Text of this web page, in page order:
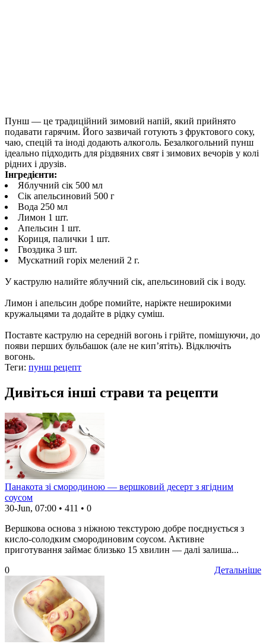
Пунш — це традиційний зимовий напій, який прийнято
подавати гарячим. Його зазвичай готують з фруктового соку,
чаю, спецій та іноді додають алкоголь. Безалкогольний пунш
ідеально підходить для різдвяних свят і зимових вечорів у колі
рідних і друзів.
Інгредієнти:
Яблучний сік 500 мл
Сік апельсиновий 500 г
Вода 250 мл
Лимон 1 шт.
Апельсин 1 шт.
Кориця, палички 1 шт.
Гвоздика 3 шт.
Мускатний горіх мелений 2 г.
У каструлю налийте яблучний сік, апельсиновий сік і воду.
Лимон і апельсин добре помийте, наріжте неширокими
кружальцями та додайте в рідку суміш.
Поставте каструлю на середній вогонь і грійте, помішуючи, до
появи перших бульбашок (але не кип’ятіть). Відключіть
вогонь.
Теги: пунш рецепт
Дивіться інші страви та рецепти
Панакота зі смородиною — вершковий десерт з ягідним
соусом
30-Jun, 07:00 • 411 • 0
Вершкова основа з ніжною текстурою добре поєднується з
кисло-солодким смородиновим соусом. Активне
приготування займає близько 15 хвилин — далі залиша...
Детальніше
0